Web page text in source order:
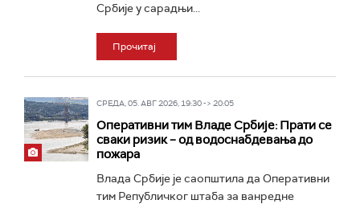
Србије у сарадњи...
Прочитај
СРЕДА, 05. АВГ 2026, 19:30 -> 20:05
Оперативни тим Владе Србије: Прати се
сваки ризик – од водоснабдевања до
пожара
Влада Србије је саопштила да Оперативни
тим Републичког штаба за ванредне